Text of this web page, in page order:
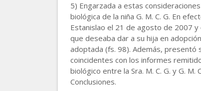
5) Engarzada a estas
biológica de la niña G. M. C. G. En
Estanislao el 21 de agosto de 2007
que deseaba dar a su hija en
adoptada (fs. 98). Además, presentó
coincidentes con los informes
biológico entre la Sra. M. C. G. y G. M.
Conclusiones.